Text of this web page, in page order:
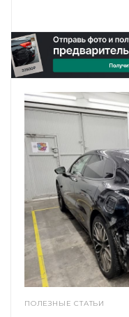
ПОЛЕЗНЫЕ СТАТЬИ